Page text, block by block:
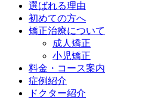
選ばれる理由
初めての方へ
矯正治療について
成人矯正
小児矯正
料金・コース案内
症例紹介
ドクター紹介